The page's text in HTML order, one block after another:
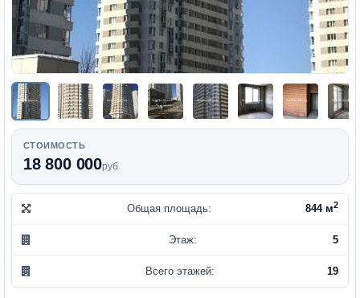
СТОИМОСТЬ
18 800 000руб
Общая площадь: 844 м2
Этаж: 5
Всего этажей: 19